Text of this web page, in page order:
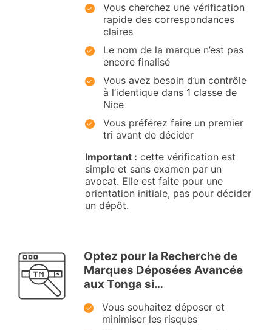
Vous cherchez une vérification
rapide des correspondances
claires
Le nom de la marque n’est pas
encore finalisé
Vous avez besoin d’un contrôle
à l’identique dans 1 classe de
Nice
Vous préférez faire un premier
tri avant de décider
Important : cette vérification est
simple et sans examen par un
avocat. Elle est faite pour une
orientation initiale, pas pour décider
un dépôt.
Optez pour la Recherche de
Marques Déposées Avancée
aux Tonga si…
Vous souhaitez déposer et
minimiser les risques